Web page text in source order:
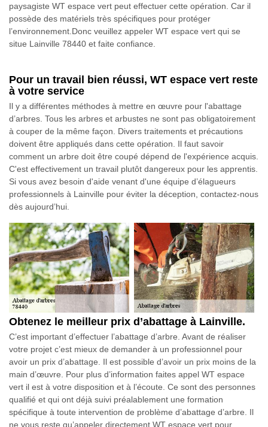
paysagiste WT espace vert peut effectuer cette opération. Car il
possède des matériels très spécifiques pour protéger
l’environnement.Donc veuillez appeler WT espace vert qui se
situe Lainville 78440 et faite confiance.
Pour un travail bien réussi, WT espace vert reste
à votre service
Il y a différentes méthodes à mettre en œuvre pour l'abattage
d’arbres. Tous les arbres et arbustes ne sont pas obligatoirement
à couper de la même façon. Divers traitements et précautions
doivent être appliqués dans cette opération. Il faut savoir
comment un arbre doit être coupé dépend de l'expérience acquis.
C'est effectivement un travail plutôt dangereux pour les apprentis.
Si vous avez besoin d'aide venant d'une équipe d’élagueurs
professionnels à Lainville pour éviter la déception, contactez-nous
dès aujourd’hui.
Obtenez le meilleur prix d’abattage à Lainville.
C’est important d’effectuer l’abattage d’arbre. Avant de réaliser
votre projet c’est mieux de demander à un professionnel pour
avoir un prix d’abattage. Il est possible d’avoir un prix moins de la
main d’œuvre. Pour plus d’information faites appel WT espace
vert il est à votre disposition et à l’écoute. Ce sont des personnes
qualifié et qui ont déjà suivi préalablement une formation
spécifique à toute intervention de problème d’abattage d’arbre. Il
ne vous reste qu’appeler directement WT espace vert pour